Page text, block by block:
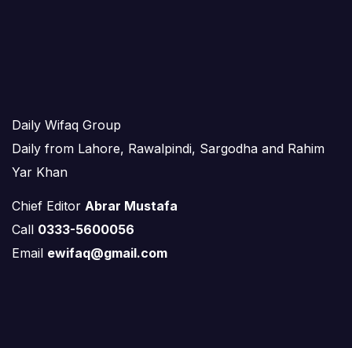
Daily Wifaq Group
Daily from Lahore, Rawalpindi, Sargodha and Rahim
Yar Khan
Chief Editor Abrar Mustafa
Call 0333-5600056
Email ewifaq@gmail.com